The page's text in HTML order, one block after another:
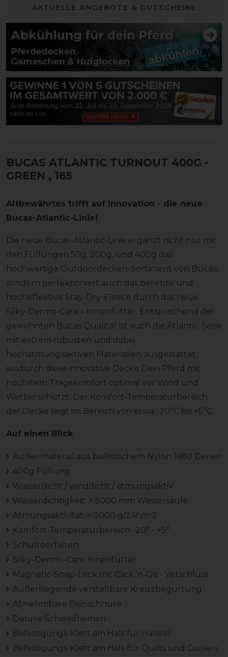
AKTUELLE ANGEBOTE & GUTSCHEINE
BUCAS ATLANTIC TURNOUT 400G -
GREEN , 165
Altbewährtes trifft auf Innovation - die neue
Bucas-Atlantic-Linie!
Die neue Bucas-Atlantic-Linie ergänzt nicht nur mit
den Füllungen 50g, 200g, und 400g das
hochwertige Outdoordecken-Sortiment von Bucas,
sondern perfektioniert auch das beliebte und
hocheffektive Stay-Dry-Fleece durch das neue
Silky-Dermo-Care – Innenfutter. Entsprechend der
gewohnten Bucas Qualität ist auch die Atlantic-Serie
mit extrem robusten und dabei
hochatmungsaktiven Materialien ausgestattet,
wodurch diese innovative Decke Dein Pferd mit
höchstem Tragekomfort optimal vor Wind und
Wetter schützt. Der Komfort-Temperaturbereich
der Decke liegt im Bereich von etwa -20°C bis +5°C.
Auf einen Blick
Außenmaterial aus ballistischem Nylon 1680 Denier
400g Füllung
Wasserdicht / winddicht / atmungsaktiv
Wasserdichtigkeit: > 5000 mm Wassersäule
Atmungsaktivität: > 3000 g/24h/m2
Komfort-Temperaturbereich -20° - +5°
Schulteerfalten
Silky-Dermo-Care Innenfutter
Magnetic-Snap-Lock mit Click 'n-Go - Verschluss
Außenliegende verstellbare Kreuzbegurtung
Abnehmbare Beinschnüre
Deluxe Schweifriemen
Befestigungs-Klett am Hals für Halsteil
Befestigungs-Klett am Hals für Quilts und Coolers